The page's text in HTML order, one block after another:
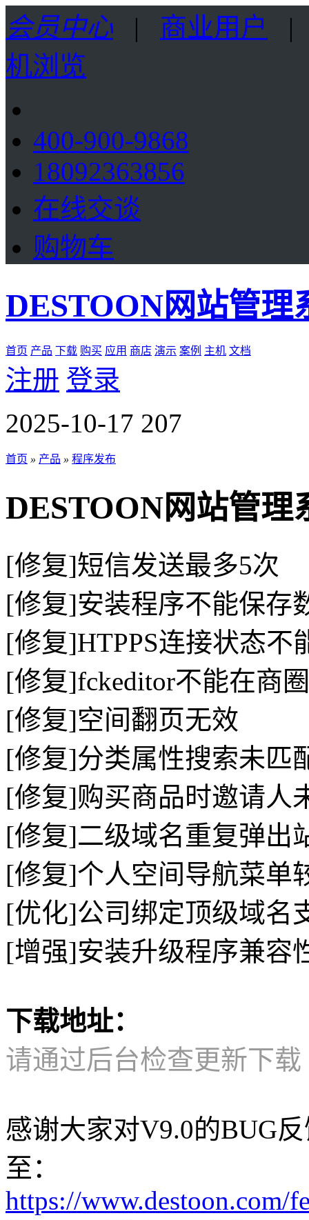
会员中心 | 商业用户
机浏览
400-900-9868
18092363856
在线交谈
购物车
DESTOON网站管理
首页 产品 下载 购买 应用 商店 演示 案例 主机 文档
注册 登录
2025-10-17 207
首页 » 产品 » 程序发布
DESTOON网站管理
[修复]短信发送最多5次
[修复]安装程序不能保存
[修复]HTPPS连接状态不
[修复]fckeditor不能在商
[修复]空间翻页无效
[修复]分类属性搜索未匹
[修复]购买商品时邀请人
[修复]二级域名重复弹出
[修复]个人空间导航菜单
[优化]公司绑定顶级域名
[增强]安装升级程序兼容
下载地址：
请通过后台检查更新下载
感谢大家对V9.0的BUG
至：
https://www.destoon.com/